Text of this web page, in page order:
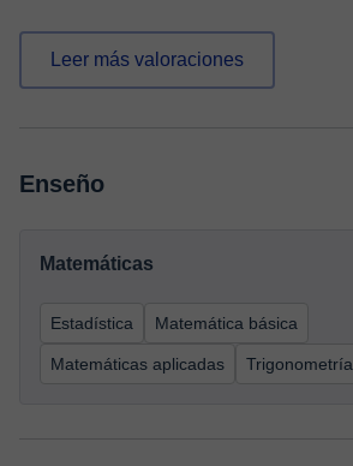
Leer más valoraciones
Enseño
Matemáticas
Estadística Matemática básica
Matemáticas aplicadas Trigonometría